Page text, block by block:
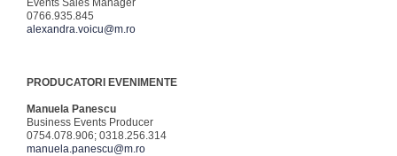
Events Sales Manager
0766.935.845
alexandra.voicu@m.ro
PRODUCATORI EVENIMENTE
Manuela Panescu
Business Events Producer
0754.078.906; 0318.256.314
manuela.panescu@m.ro